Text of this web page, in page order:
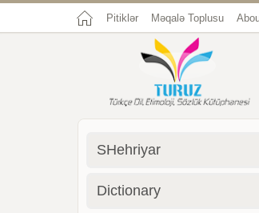
Pitiklər Məqalə Toplusu
SHehriyar
Dictionary